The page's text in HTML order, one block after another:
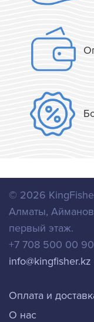
© 2026
Алматы,
первый этаж.
+7 708 500 00 90
info@kingfisher.kz
Оплата и
О нас